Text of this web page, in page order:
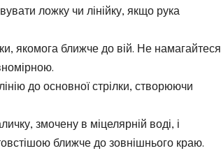
ложку чи лінійку, якщо рука
якомога ближче до вій. Не намагайтеся
до основної стрілки, створюючи
змочену в міцелярній воді, і
ближче до зовнішнього краю.